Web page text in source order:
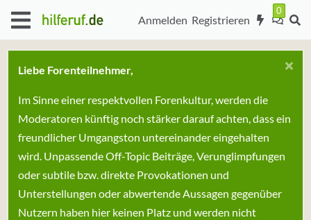
Anmelden Registrieren
Liebe Forenteilnehmer,
Im Sinne einer respektvollen Forenkultur, werden die
Moderatoren künftig noch stärker darauf achten, dass ein
freundlicher Umgangston untereinander eingehalten
wird. Unpassende Off-Topic Beiträge, Verunglimpfungen
oder subtile bzw. direkte Provokationen und
Unterstellungen oder abwertende Aussagen gegenüber
Nutzern haben hier keinen Platz und werden nicht